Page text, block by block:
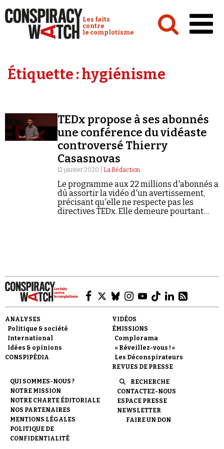
Conspiracy Watch :
Les faits
contre
le complotisme
Analyses
Vidéos
Émissions
Revues de presse
Faire un don
Étiquette :hygiénisme
TEDx propose à ses abonnés
une conférence du vidéaste
controversé Thierry
Casasnovas
12 janvier 2020 | La Rédaction
Le programme aux 22 millions d'abonnés a
dû assortir la vidéo d'un avertissement,
précisant qu'elle ne respecte pas les
directives TEDx. Elle demeure pourtant
ANALYSES
Politique & société
International
Idées & opinions
CONSPIPÉDIA
VIDÉOS
ÉMISSIONS
Complorama
« Réveillez-vous ! »
Les Déconspirateurs
REVUES DE PRESSE
QUI SOMMES-NOUS ?
NOTRE MISSION
NOTRE CHARTE ÉDITORIALE
NOS PARTENAIRES
MENTIONS LÉGALES
POLITIQUE DE
CONFIDENTIALITÉ
RECHERCHE
CONTACTEZ-NOUS
ESPACE PRESSE
NEWSLETTER
FAIRE UN DON